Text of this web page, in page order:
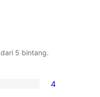
dari 5 bintang.
4